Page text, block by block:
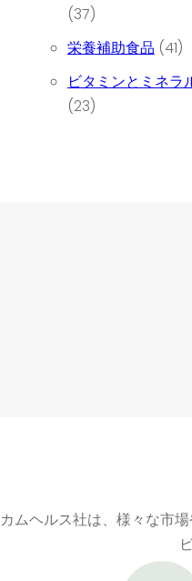
3737個の商品
栄養補助食品 41
ビタミンとミネラ
2323個の商品
カムヘルス社は、様々な市